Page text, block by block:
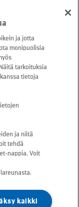
ellei
ja jotta
monipuolisia
tarkoituksia
tietoja
ja niitä
tehdä
nappia. Voit
kaikki